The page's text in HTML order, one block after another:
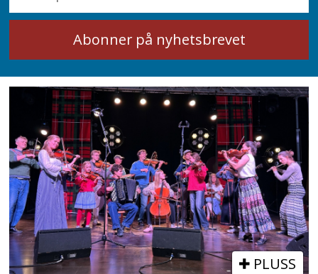
PLUSS